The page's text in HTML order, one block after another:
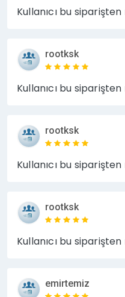
Kullanıcı bu
rootksk
Kullanıcı bu
rootksk
Kullanıcı bu
rootksk
Kullanıcı bu
emirtemiz